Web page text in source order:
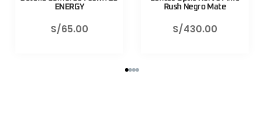
Válvula CNC TLR Valve pro
S/ 130.00
Válvula CNC TLR Valve pro
80mm Rojo Lezyne
S/130.00